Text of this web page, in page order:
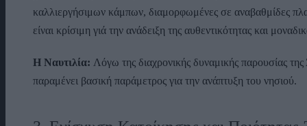
καλλιεργήσιμων κάμπων, διαμορφωμένες σε αναβαθμίδες
είναι κρίσιμη γιά την ανάδειξη της αυθεντικότητας και
Η Ναυτιλία: Λόγω της διαχρονικής δυναμικής παρουσίας
παραμένει βασική παράμετρος για την ανάπτυξη του νησιού.